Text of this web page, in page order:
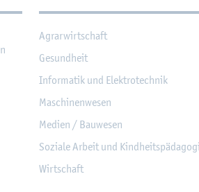
Agrar­wirt­schaft
Ge­sund­heit
In­for­ma­tik und Elek­tro­tech­nik
Ma­schi­nen­we­sen
Me­di­en / Bau­we­sen
So­zia­le Ar­beit und
Wirt­schaft